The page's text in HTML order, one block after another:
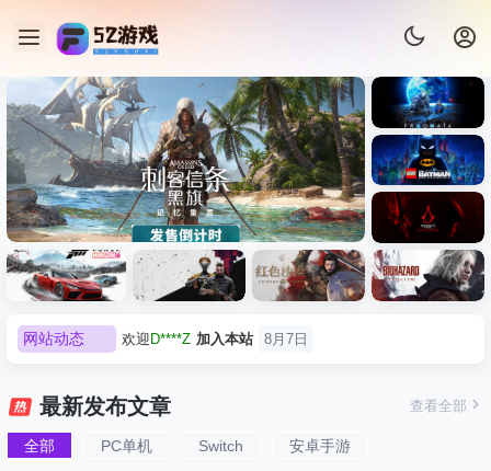
虚拟机版/Assassin’s Creed
HYPERVISOR》免安装中文
版
《识质存
在/PRAG
MATA》
免安装中
文版
《乐高蝙
蝠侠：黑
暗骑士之
Knight》
Creed
速：地平
线
6（Forza
Horizon
心/Atomic
Heart》免
安装中文
n Desert
9：安魂
网站动态 欢迎 有*酱 加入本站
8月7日
欢迎 Q*H
欢迎
e******i
普洱
签到获取 39 点积分
8月6日
最新发布文章
全部 PC单机 Switch 安卓手游
查看全部